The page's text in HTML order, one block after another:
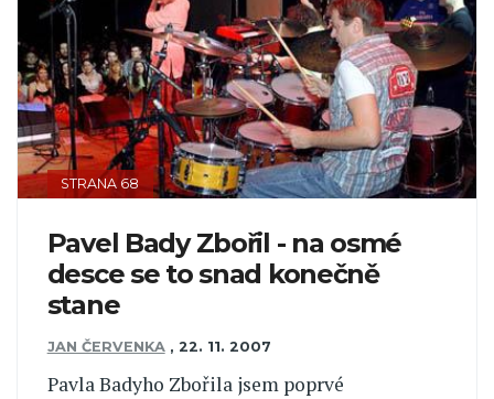
STRANA 68
Pavel Bady Zbořil - na osmé
desce se to snad konečně
stane
JAN ČERVENKA , 22. 11. 2007
Pavla Badyho Zbořila jsem poprvé